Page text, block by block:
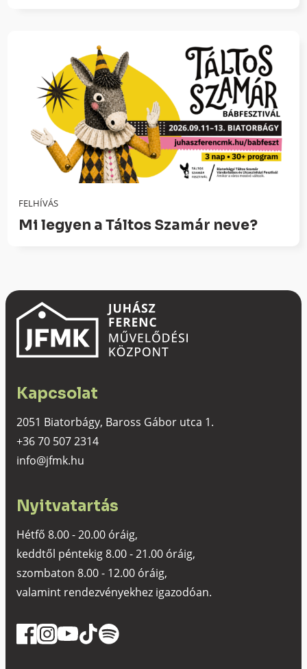
FELHÍVÁS
Mi legyen a Táltos Szamár neve?
Kapcsolat
2051 Biatorbágy, Baross Gábor utca 1.
+36 70 507 2314
info@jfmk.hu
Nyitvatartás
Hétfő 8.00 - 20.00 óráig,
keddtől péntekig 8.00 - 21.00 óráig,
szombaton 8.00 - 12.00 óráig,
valamint rendezvényekhez igazodóan.